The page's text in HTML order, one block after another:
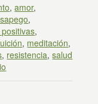
,amor,
,
,
, meditación,
, resistencia,salud